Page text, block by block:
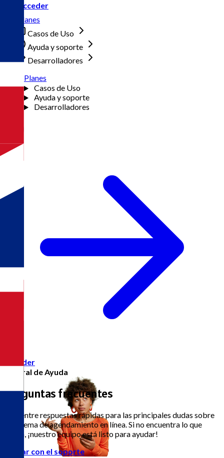
Acceder
Planes
Casos de Uso
Ayuda y soporte
Desarrolladores
Planes
Casos de Uso
Ayuda y soporte
Desarrolladores
Acceder
Central de Ayuda
Preguntas frecuentes
Encuentre respuestas rápidas para las principales dudas sobre
el sistema de agendamiento en línea. Si no encuentra lo que
busca, ¡nuestro equipo está listo para ayudar!
Hablar con el soporte